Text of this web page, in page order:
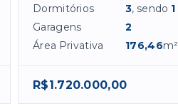
Dormitórios 3, sendo 1
Garagens
2
Área Privativa
176,46m²
R$1.720.000,00